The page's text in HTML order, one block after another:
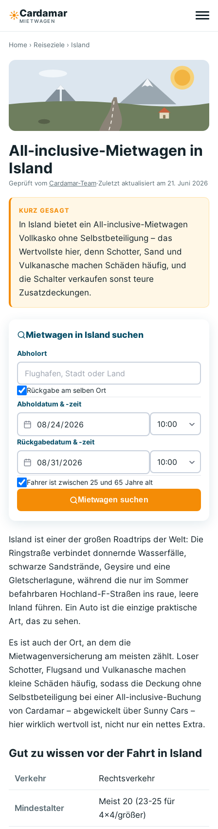
☀︎Cardamar
MIETWAGEN
Reiseziele
Ohne Selbstbeteiligung
Tipps
Über Cardamar
Home › Reiseziele › Island
All-inclusive-Mietwagen in
Island
Geprüft vom Cardamar-Team·Zuletzt aktualisiert am 21. Juni 2026
KURZ GESAGT
In Island bietet ein All-inclusive-Mietwagen
Vollkasko ohne Selbstbeteiligung – das
Wertvollste hier, denn Schotter, Sand und
Vulkanasche machen Schäden häufig, und
die Schalter verkaufen sonst teure
Zusatzdeckungen.
Island ist einer der großen Roadtrips der Welt: Die
Ringstraße verbindet donnernde Wasserfälle,
schwarze Sandstrände, Geysire und eine
Gletscherlagune, während die nur im Sommer
befahrbaren Hochland-F-Straßen ins raue, leere
Inland führen. Ein Auto ist die einzige praktische
Art, das zu sehen.
Es ist auch der Ort, an dem die
Mietwagenversicherung am meisten zählt. Loser
Schotter, Flugsand und Vulkanasche machen
kleine Schäden häufig, sodass die Deckung ohne
Selbstbeteiligung bei einer All-inclusive-Buchung
von Cardamar – abgewickelt über Sunny Cars –
hier wirklich wertvoll ist, nicht nur ein nettes Extra.
Gut zu wissen vor der Fahrt in Island
Verkehr Rechtsverkehr
Mindestalter
Meist 20 (23-25 für
4x4/größer)
Mietwagen in Island suchen
Abholort
Rückgabe am selben Ort
Abholdatum & -zeit
Rückgabedatum & -zeit
Fahrer ist zwischen 25 und 65 Jahre alt
Mietwagen suchen